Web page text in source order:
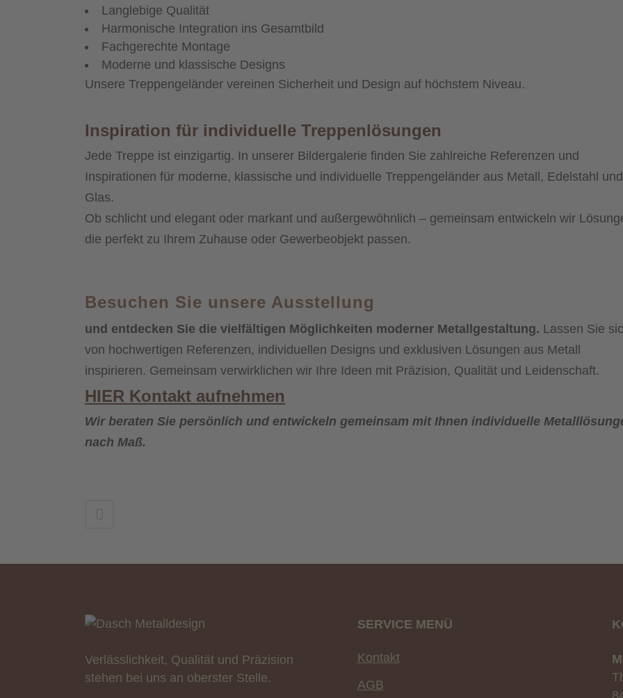
Langlebige Qualität
Harmonische Integration ins Gesamtbild
Fachgerechte Montage
Moderne und klassische Designs
Unsere Treppengeländer vereinen Sicherheit und Design auf höchstem Niveau.
Inspiration für individuelle Treppenlösungen
Jede Treppe ist einzigartig. In unserer Bildergalerie finden Sie zahlreiche Referenzen und
Inspirationen für moderne, klassische und individuelle Treppengeländer aus Metall, Edelstahl und
Glas.
Ob schlicht und elegant oder markant und außergewöhnlich – gemeinsam entwickeln wir
die perfekt zu Ihrem Zuhause oder Gewerbeobjekt passen.
Besuchen Sie unsere Ausstellung
und entdecken Sie die vielfältigen Möglichkeiten moderner Metallgestaltung. Lassen Sie
von hochwertigen Referenzen, individuellen Designs und exklusiven Lösungen aus Metall
inspirieren. Gemeinsam verwirklichen wir Ihre Ideen mit Präzision, Qualität und Leidenschaft.
HIER Kontakt aufnehmen
Wir beraten Sie persönlich und entwickeln gemeinsam mit Ihnen individuelle
nach Maß.
Verlässlichkeit, Qualität und Präzision
stehen bei uns an oberster Stelle.
SERVICE MENÜ
Kontakt
AGB